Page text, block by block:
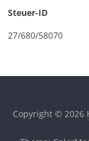
Steuer-ID
27/680/58070
Copyright © 2026